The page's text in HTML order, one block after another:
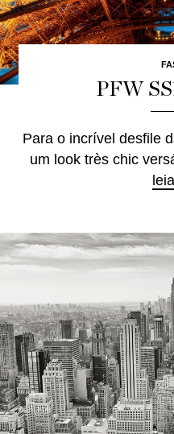
PFW
Para o incrível desfile
um look très chic